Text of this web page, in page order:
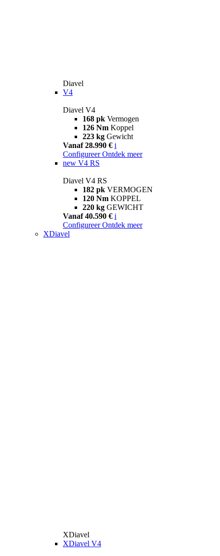
Diavel
V4
Diavel V4
168 pk Vermogen
126 Nm Koppel
223 kg Gewicht
Vanaf 28.990 € i
Configureer Ontdek meer
new V4 RS
Diavel V4 RS
182 pk VERMOGEN
120 Nm KOPPEL
220 kg GEWICHT
Vanaf 40.590 € i
Configureer Ontdek meer
XDiavel
XDiavel
XDiavel V4